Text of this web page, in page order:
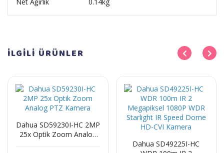
İLGİLİ ÜRÜNLER
Dahua SD59230I-HC 2MP
25x Optik Zoom Analog
Dahua SD49225I-HC